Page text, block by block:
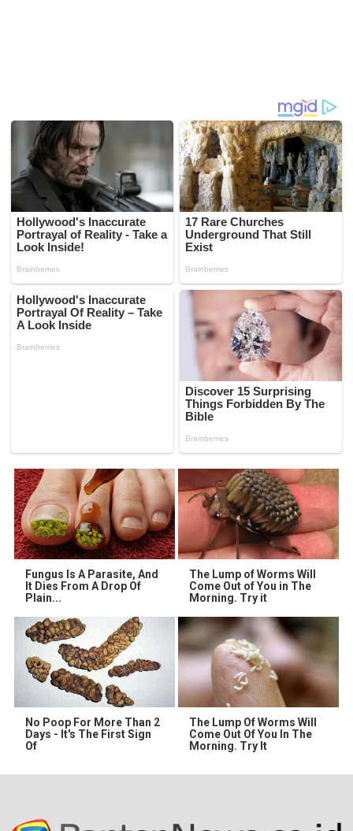
Fungus Is A Parasite, And
It Dies From A Drop Of
Plain...
The Lump of Worms Will
Come Out of You in The
Morning. Try it
No Poop For More Than 2
Days - It's The First Sign
Of
The Lump Of Worms Will
Come Out Of You In The
Morning. Try It